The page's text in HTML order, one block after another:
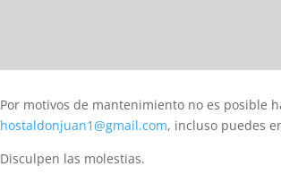
Por motivos de mantenimiento no es posible
hostaldonjuan1@gmail.com, incluso puedes
Disculpen las molestias.